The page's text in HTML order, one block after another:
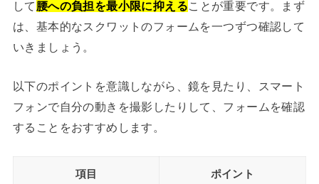
して 腰への負担を最小限に抑えることが重要です。まず
は、基本的なスクワットのフォームを一つずつ確認して
いきましょう。
以下のポイントを意識しながら、鏡を見たり、スマート
フォンで自分の動きを撮影したりして、フォームを確認
することをおすすめします。
項目 ポイント